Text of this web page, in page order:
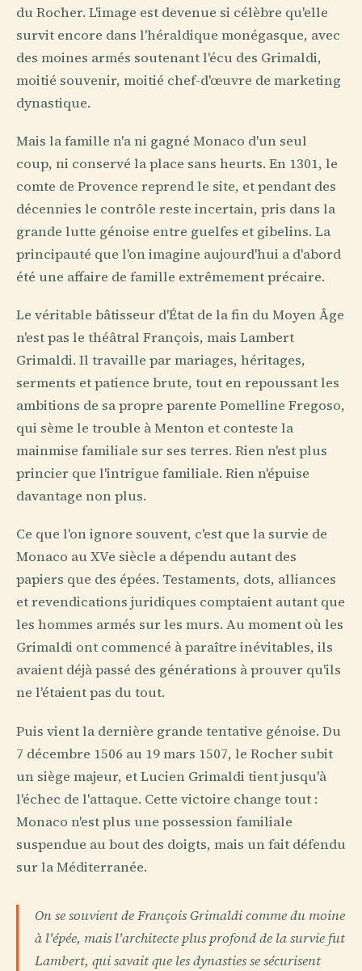
du Rocher. L'image est devenue si célèbre qu'elle
survit encore dans l'héraldique monégasque, avec
des moines armés soutenant l'écu des Grimaldi,
moitié souvenir, moitié chef-d'œuvre de marketing
dynastique.
Mais la famille n'a ni gagné Monaco d'un seul
coup, ni conservé la place sans heurts. En 1301, le
comte de Provence reprend le site, et pendant des
décennies le contrôle reste incertain, pris dans la
grande lutte génoise entre guelfes et gibelins. La
principauté que l'on imagine aujourd'hui a d'abord
été une affaire de famille extrêmement précaire.
Le véritable bâtisseur d'État de la fin du Moyen Âge
n'est pas le théâtral François, mais Lambert
Grimaldi. Il travaille par mariages, héritages,
serments et patience brute, tout en repoussant les
ambitions de sa propre parente Pomelline Fregoso,
qui sème le trouble à Menton et conteste la
mainmise familiale sur ses terres. Rien n'est plus
princier que l'intrigue familiale. Rien n'épuise
davantage non plus.
Ce que l'on ignore souvent, c'est que la survie de
Monaco au XVe siècle a dépendu autant des
papiers que des épées. Testaments, dots, alliances
et revendications juridiques comptaient autant que
les hommes armés sur les murs. Au moment où les
Grimaldi ont commencé à paraître inévitables, ils
avaient déjà passé des générations à prouver qu'ils
ne l'étaient pas du tout.
Puis vient la dernière grande tentative génoise. Du
7 décembre 1506 au 19 mars 1507, le Rocher subit
un siège majeur, et Lucien Grimaldi tient jusqu'à
l'échec de l'attaque. Cette victoire change tout :
Monaco n'est plus une possession familiale
suspendue au bout des doigts, mais un fait défendu
sur la Méditerranée.
On se souvient de François Grimaldi comme du moine
à l'épée, mais l'architecte plus profond de la survie fut
Lambert, qui savait que les dynasties se sécurisent